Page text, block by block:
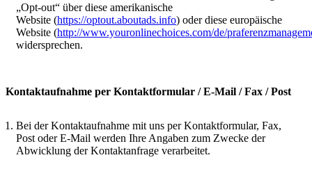
„Opt-out“ über diese amerikanische
Website (https://optout.aboutads.info) oder diese europäische
Website (http://www.youronlinechoices.com/de/
widersprechen.
Kontaktaufnahme per Kontaktformular / E-Mail / Fax / Post
Bei der Kontaktaufnahme mit uns per Kontaktformular, Fax,
Post oder E-Mail werden Ihre Angaben zum Zwecke der
Abwicklung der Kontaktanfrage verarbeitet.